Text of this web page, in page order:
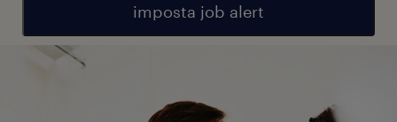
imposta job alert